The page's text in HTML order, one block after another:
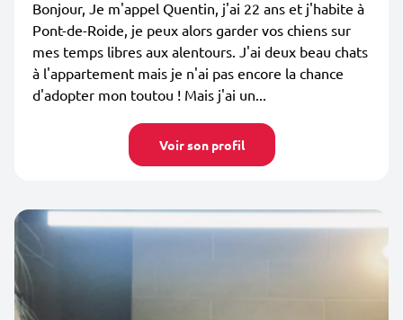
Bonjour, Je m'appel Quentin, j'ai 22 ans et j'habite à
Pont-de-Roide, je peux alors garder vos chiens sur
mes temps libres aux alentours. J'ai deux beau chats
à l'appartement mais je n'ai pas encore la chance
d'adopter mon toutou ! Mais j'ai un...
Voir son profil